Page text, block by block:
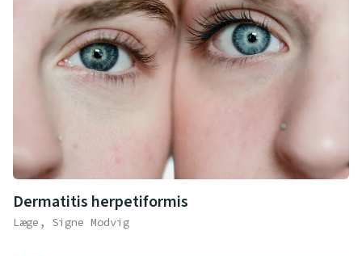
Dermatitis herpetiformis
Læge, Signe Modvig